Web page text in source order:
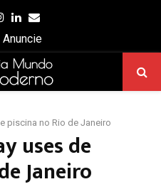
Instagram
Linkedin
Email
Anuncie
piscina no Rio de Janeiro
uses de
Janeiro